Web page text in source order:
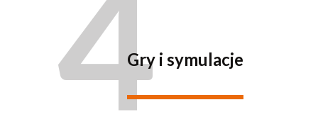
Gry i symulacje